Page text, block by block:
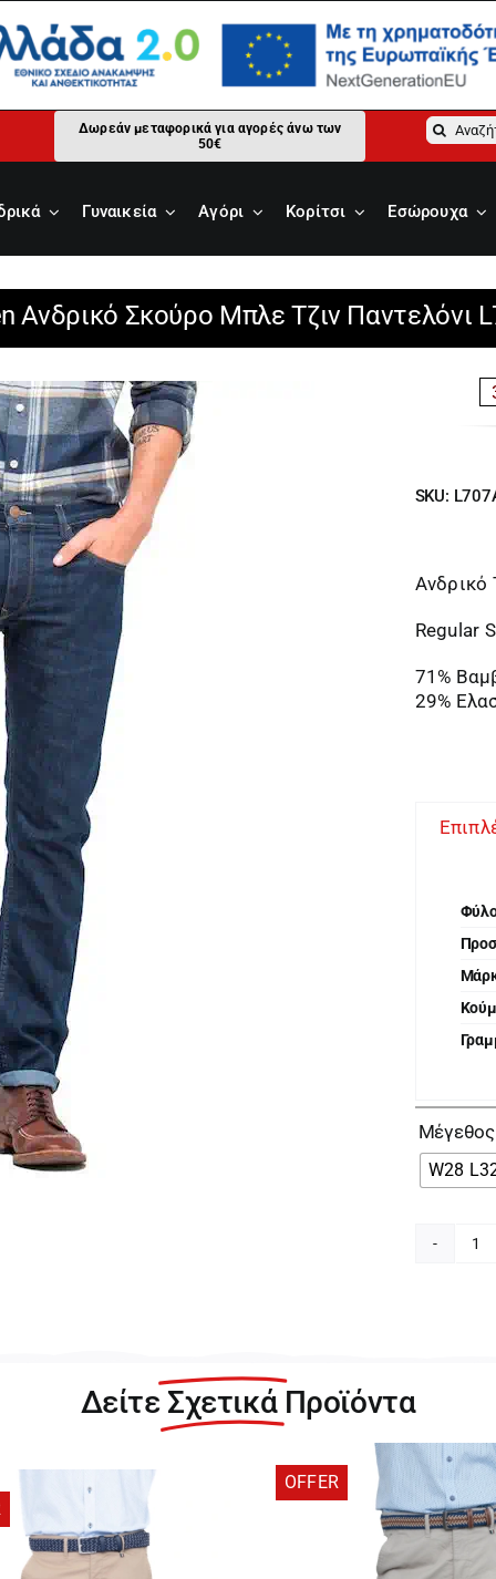
Δωρεάν μεταφορικά για αγορές άνω των
50€
Γυναικεία Αγόρι Κορίτσι Εσώρουχα
Ανδρικό Σκούρο Μπλε Τζιν Παντελόνι
SKU:
Ανδρικό
Regular
71%
29%
Μέγεθος
W28
Lee
Δείτε Σχετικά Προϊόντα
OFFER